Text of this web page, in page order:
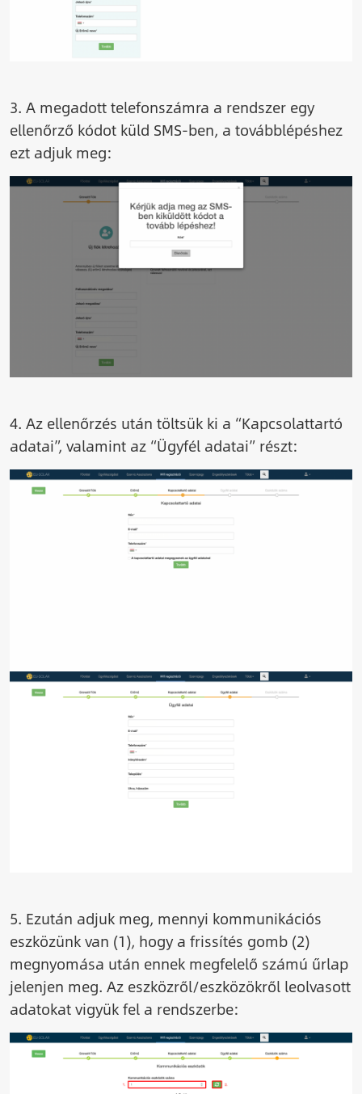
3. A megadott telefonszámra a rendszer egy
ellenőrző kódot küld SMS-ben, a továbblépéshez
ezt adjuk meg:
Image
4. Az ellenőrzés után töltsük ki a “Kapcsolattartó
adatai”, valamint az “Ügyfél adatai” részt:
Image
Image
5. Ezután adjuk meg, mennyi kommunikációs
eszközünk van (1), hogy a frissítés gomb (2)
megnyomása után ennek megfelelő számú űrlap
jelenjen meg. Az eszközről/eszközökről leolvasott
adatokat vigyük fel a rendszerbe:
Image